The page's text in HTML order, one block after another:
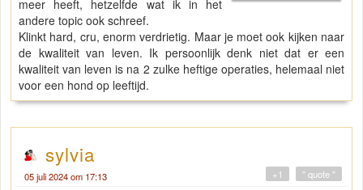
meer heeft, hetzelfde wat ik in het
andere topic ook schreef.
Klinkt hard, cru, enorm verdrietig. Maar je moet ook kijken naar
de kwaliteit van leven. Ik persoonlijk denk niet dat er een
kwaliteit van leven is na 2 zulke heftige operaties, helemaal niet
voor een hond op leeftijd.
sylvia
05 juli 2024 om 17:13 " quote "
+1